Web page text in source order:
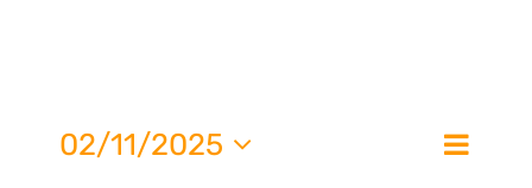
Jour
02/11/2025